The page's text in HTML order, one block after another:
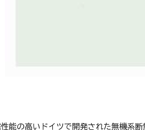
能の高いドイツで開発された無機系断